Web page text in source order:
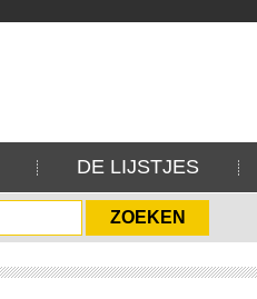
DE LIJSTJES